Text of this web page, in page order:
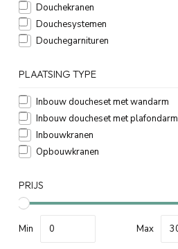
Douchekranen
Douchesystemen
Douchegarnituren
PLAATSING TYPE
Inbouw doucheset met wandarm
Inbouw doucheset met plafondarm
Inbouwkranen
Opbouwkranen
PRIJS
Min Max